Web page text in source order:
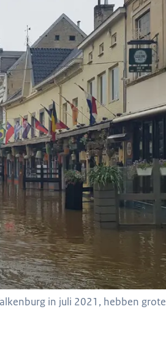
in juli 2021, hebben grote